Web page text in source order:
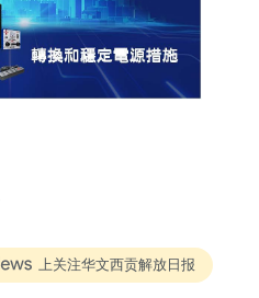
上关注华文西贡解放日报